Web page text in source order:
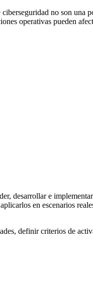
no son una
operativas pueden
desarrollar e
en escenarios
definir criterios de